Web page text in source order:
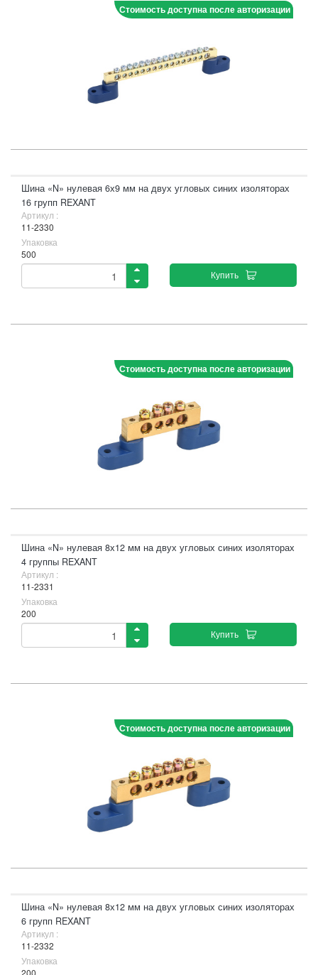
Стоимость доступна после авторизации
Шина «N» нулевая 6х9 мм на двух угловых синих изоляторах
16 групп REXANT
Артикул :
11-2330
Упаковка
500
Купить
Стоимость доступна после авторизации
Шина «N» нулевая 8х12 мм на двух угловых синих изоляторах
4 группы REXANT
Артикул :
11-2331
Упаковка
200
Купить
Стоимость доступна после авторизации
Шина «N» нулевая 8х12 мм на двух угловых синих изоляторах
6 групп REXANT
Артикул :
11-2332
Упаковка
200